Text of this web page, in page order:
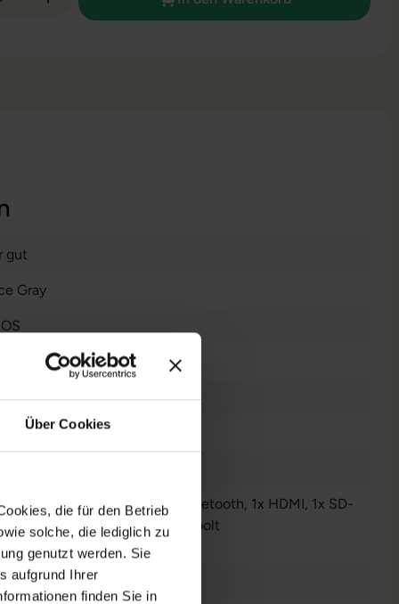
Über Cookies
die für den Betrieb
solche, die lediglich zu
genutzt werden. Sie
aufgrund Ihrer
finden Sie in
gut
Gray
Display
- Ausgang - 3.5 mm, 1x Bluetooth, 1x HDMI, 1x SD-
, 1x W-LAN, 3x Thunderbolt
anzeigen
Zoll